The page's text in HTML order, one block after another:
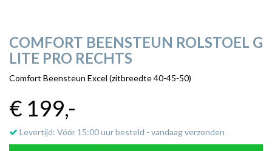
COMFORT BEENSTEUN ROLSTOEL G
LITE PRO RECHTS
Comfort Beensteun Excel (zitbreedte 40-45-50)
€ 199,-
Levertijd: Vóór 15:00 uur besteld - vandaag verzonden